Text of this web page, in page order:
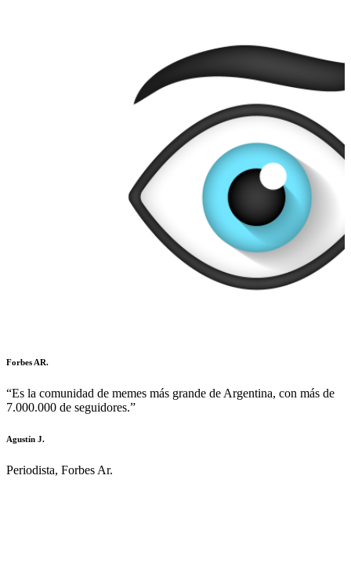
Forbes AR.
“Es la comunidad de memes más grande de Argentina, con más de
7.000.000 de seguidores.”
Agustín J.
Periodista, Forbes Ar.